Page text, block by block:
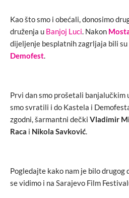
Kao što smo i obećali, donosimo
druženja u Banjoj Luci. Nakon
dijeljenje besplatnih zagrljaja bili su
Demofest.
Prvi dan smo prošetali banjalučkim
smo svratili i do Kastela i
zgodni, šarmantni dečki Vladimir
Raca i Nikola Savković.
Pogledajte kako nam je bilo drugog
se vidimo i na Sarajevo Film